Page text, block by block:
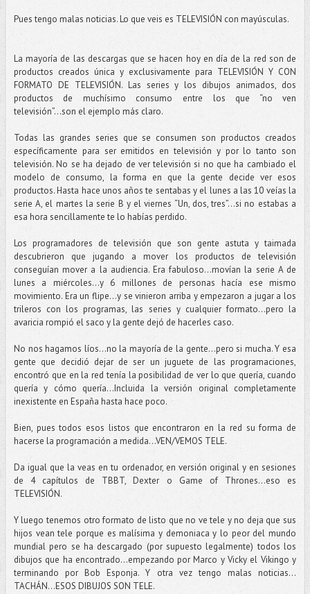
Pues tengo malas noticias. Lo que veis es TELEVISIÓN con mayúsculas.
La mayoría de las descargas que se hacen hoy en día de la red son de
productos creados única y exclusivamente para TELEVISIÓN Y CON
FORMATO DE TELEVISIÓN. Las series y los dibujos animados, dos
productos de muchísimo consumo entre los que “no ven
televisión”...son el ejemplo más claro.
Todas las grandes series que se consumen son productos creados
específicamente para ser emitidos en televisión y por lo tanto son
televisión. No se ha dejado de ver televisión si no que ha cambiado el
modelo de consumo, la forma en que la gente decide ver esos
productos. Hasta hace unos años te sentabas y el lunes a las 10 veías la
serie A, el martes la serie B y el viernes “Un, dos, tres”…si no estabas a
esa hora sencillamente te lo habías perdido.
Los programadores de televisión que son gente astuta y taimada
descubrieron que jugando a mover los productos de televisión
conseguían mover a la audiencia. Era fabuloso…movían la serie A de
lunes a miércoles...y 6 millones de personas hacía ese mismo
movimiento. Era un flipe...y se vinieron arriba y empezaron a jugar a los
trileros con los programas, las series y cualquier formato…pero la
avaricia rompió el saco y la gente dejó de hacerles caso.
No nos hagamos líos...no la mayoría de la gente...pero si mucha. Y esa
gente que decidió dejar de ser un juguete de las programaciones,
encontró que en la red tenía la posibilidad de ver lo que quería, cuando
quería y cómo quería...Incluida la versión original completamente
inexistente en España hasta hace poco.
Bien, pues todos esos listos que encontraron en la red su forma de
hacerse la programación a medida…VEN/VEMOS TELE.
Da igual que la veas en tu ordenador, en versión original y en sesiones
de 4 capítulos de TBBT, Dexter o Game of Thrones…eso es
TELEVISIÓN.
Y luego tenemos otro formato de listo que no ve tele y no deja que sus
hijos vean tele porque es malísima y demoniaca y lo peor del mundo
mundial pero se ha descargado (por supuesto legalmente) todos los
dibujos que ha encontrado...empezando por Marco y Vicky el Vikingo y
terminando por Bob Esponja. Y otra vez tengo malas noticias…
TACHÁN...ESOS DIBUJOS SON TELE.